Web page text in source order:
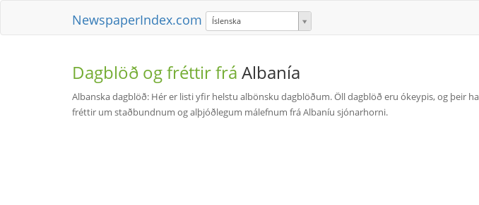
NewspaperIndex.com Íslenska
Dagblöð og fréttir frá Albanía
Albanska dagblöð: Hér er listi yfir helstu albönsku dagblöðum. Öll dagblöð eru ókeypis, og þeir
fréttir um staðbundnum og alþjóðlegum málefnum frá Albaníu sjónarhorni.